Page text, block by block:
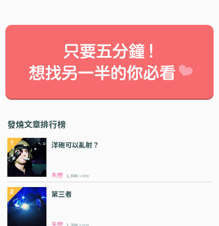
發燒文章排行榜
洋砲可以亂射？
失戀 1,086 view
第三者
失戀 1,386 view